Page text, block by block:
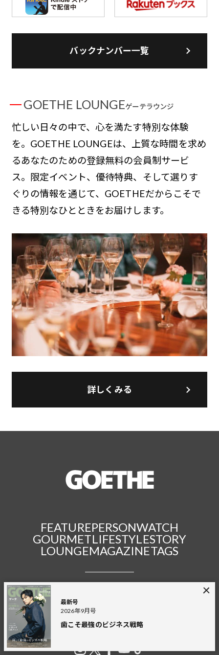
バックナンバー一覧
GOETHE LOUNGEゲーテラウンジ
忙しい日々の中で、心を満たす特別な体験
を。GOETHE LOUNGEは、上質な時間を求め
るあなたのための登録無料の会員制サービ
ス。限定イベント、優待特典、そして選りす
ぐりの情報を通じて、GOETHEだからこそで
きる特別なひとときをお届けします。
詳しくみる
最新号
2026年9月号
歯こそ最強のビジネス戦略
FEATUREPERSONWATCH
GOURMETLIFESTYLESTORY
LOUNGEMAGAZINETAGS
FASHION
GOLFENTERTAINMENT